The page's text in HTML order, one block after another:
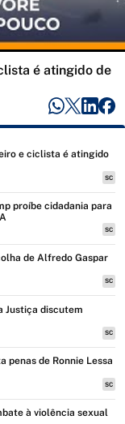
é atingido de
e ciclista é atingido
SC
proíbe cidadania para
SC
de Alfredo Gaspar
SC
Justiça discutem
SC
penas de Ronnie Lessa
SC
à violência sexual